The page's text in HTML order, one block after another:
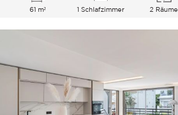
61 m² 1 Schlafzimmer 2 Räume